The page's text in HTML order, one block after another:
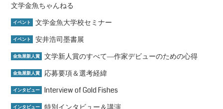
文学金魚ちゃんねる
イベント 文学金魚大学校セミナー
イベント 安井浩司墨書展
金魚屋新人賞 文学新人賞のすべて―作家デビューのための心得
金魚屋新人賞 応募要項＆選考経緯
インタビュー Interview of Gold Fishes
インタビュー